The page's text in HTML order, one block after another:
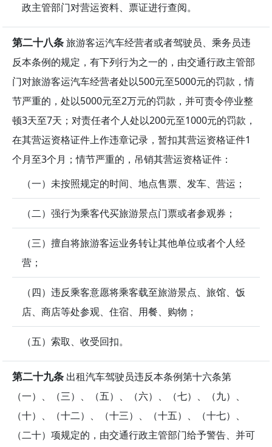
政主管部门对营运资料、票证进行查阅。
第二十八条旅游客运汽车经营者或者驾驶员、乘务员违
反本条例的规定，有下列行为之一的，由交通行政主管部
门对旅游客运汽车经营者处以500元至5000元的罚款，情
节严重的，处以5000元至2万元的罚款，并可责令停业整
顿3天至7天；对责任者个人处以200元至1000元的罚款，
在其营运资格证件上作违章记录，暂扣其营运资格证件1
个月至3个月；情节严重的，吊销其营运资格证件：
（一）未按照规定的时间、地点售票、发车、营运；
（二）强行为乘客代买旅游景点门票或者参观券；
（三）擅自将旅游客运业务转让其他单位或者个人经
营；
（四）违反乘客意愿将乘客载至旅游景点、旅馆、饭
店、商店等处参观、住宿、用餐、购物；
（五）索取、收受回扣。
第二十九条 出租汽车驾驶员违反本条例第十六条第
（一）、（三）、（五）、（六）、（七）、（九）、
（十）、（十二）、（十三）、（十五）、（十七）、
（二十）项规定的，由交通行政主管部门给予警告、并可